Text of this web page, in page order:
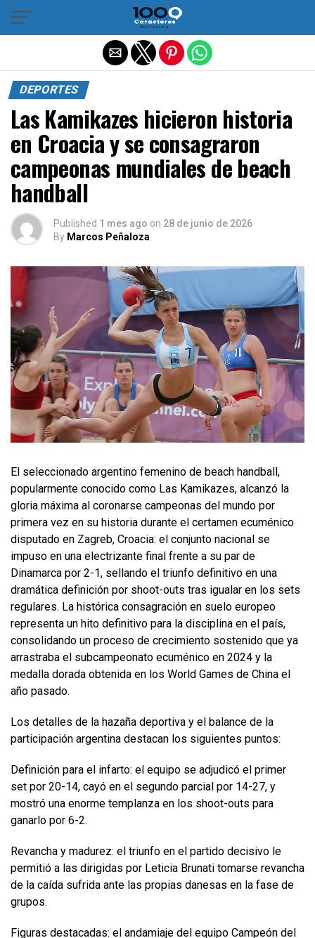
DEPORTES
Las Kamikazes hicieron historia
en Croacia y se consagraron
campeonas mundiales de beach
handball
Published 1 mes ago on 28 de junio de 2026
By Marcos Peñaloza
El seleccionado argentino femenino de beach handball,
popularmente conocido como Las Kamikazes, alcanzó la
gloria máxima al coronarse campeonas del mundo por
primera vez en su historia durante el certamen ecuménico
disputado en Zagreb, Croacia: el conjunto nacional se
impuso en una electrizante final frente a su par de
Dinamarca por 2-1, sellando el triunfo definitivo en una
dramática definición por shoot-outs tras igualar en los sets
regulares. La histórica consagración en suelo europeo
representa un hito definitivo para la disciplina en el país,
consolidando un proceso de crecimiento sostenido que ya
arrastraba el subcampeonato ecuménico en 2024 y la
medalla dorada obtenida en los World Games de China el
año pasado.
Los detalles de la hazaña deportiva y el balance de la
participación argentina destacan los siguientes puntos:
Definición para el infarto: el equipo se adjudicó el primer
set por 20-14, cayó en el segundo parcial por 14-27, y
mostró una enorme templanza en los shoot-outs para
ganarlo por 6-2.
Revancha y madurez: el triunfo en el partido decisivo le
permitió a las dirigidas por Leticia Brunati tomarse revancha
de la caída sufrida ante las propias danesas en la fase de
grupos.
Figuras destacadas: el andamiaje del equipo Campeón del
Salir de la versión móvil